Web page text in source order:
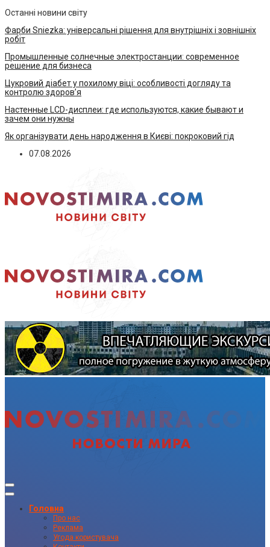
Останні новини світу
Фарби Sniezka: універсальні рішення для внутрішніх і зовнішніх
робіт
Промышленные солнечные электростанции: современное
решение для бизнеса
Цукровий діабет у похилому віці: особливості догляду та
контролю здоров’я
Настенные LCD-дисплеи: где используются, какие бывают и
зачем они нужны
Як організувати день народження в Києві: покроковий гід
07.08.2026
Головна
Про нас
Реклама
Угода користувача